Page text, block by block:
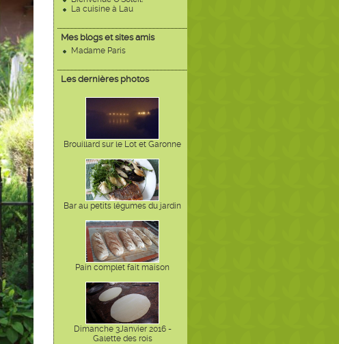
La cuisine à Lau
Mes blogs et sites amis
Madame Paris
Les dernières photos
Brouillard sur le Lot et Garonne
Bar au petits légumes du jardin
Pain complet fait maison
Dimanche 3Janvier 2016 -
Galette des rois